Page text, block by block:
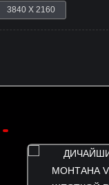
3840 X 2160